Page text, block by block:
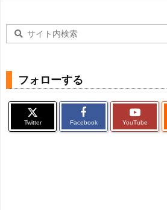
フォローする
Twitter Facebook YouTube